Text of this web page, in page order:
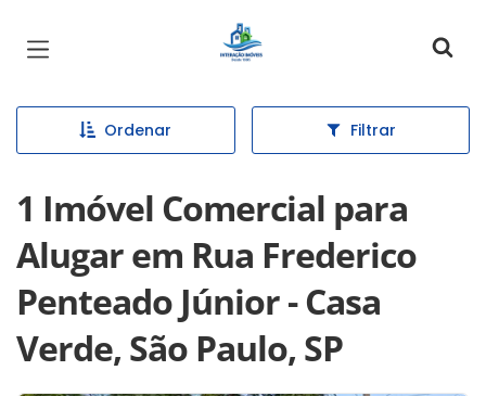
Página inicial
Ordenar Filtrar
1 Imóvel Comercial para
Alugar em Rua Frederico
Penteado Júnior - Casa
Verde, São Paulo, SP